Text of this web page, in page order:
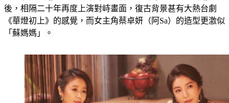
後，相隔二十年再度上演對峙畫面，復古背景甚有大熱台劇
《華燈初上》的感覺，而女主角蔡卓妍（阿Sa）的造型更激似
「蘇媽媽」。